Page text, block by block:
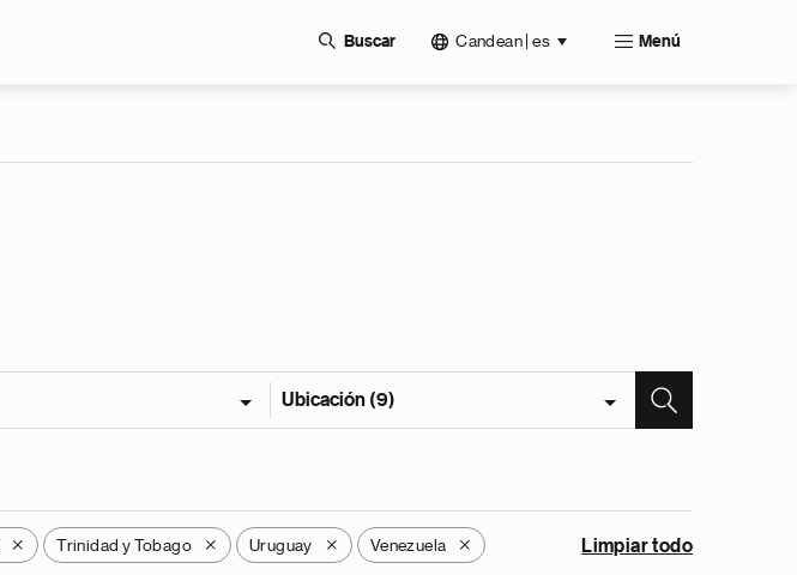
Buscar Candean | es Menú
Ubicación (9)
X Trinidad y Tobago X Uruguay X Venezuela X Limpiar todo